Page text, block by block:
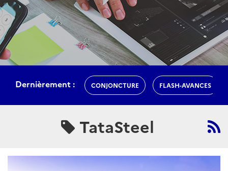
Dernièrement : CONJONCTURE FLASH-AVANCES
TataSteel